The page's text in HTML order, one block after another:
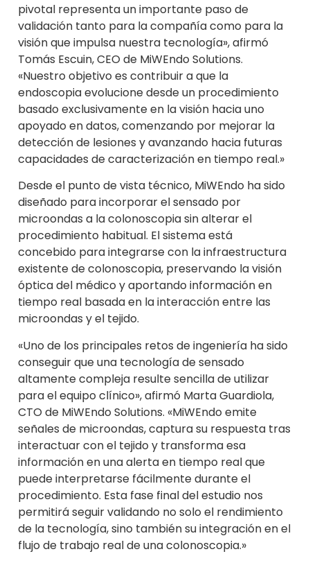
pivotal representa un importante paso de
validación tanto para la compañía como para la
visión que impulsa nuestra tecnología», afirmó
Tomás Escuin, CEO de MiWEndo Solutions.
«Nuestro objetivo es contribuir a que la
endoscopia evolucione desde un procedimiento
basado exclusivamente en la visión hacia uno
apoyado en datos, comenzando por mejorar la
detección de lesiones y avanzando hacia futuras
capacidades de caracterización en tiempo real.»
Desde el punto de vista técnico, MiWEndo ha sido
diseñado para incorporar el sensado por
microondas a la colonoscopia sin alterar el
procedimiento habitual. El sistema está
concebido para integrarse con la infraestructura
existente de colonoscopia, preservando la visión
óptica del médico y aportando información en
tiempo real basada en la interacción entre las
microondas y el tejido.
«Uno de los principales retos de ingeniería ha sido
conseguir que una tecnología de sensado
altamente compleja resulte sencilla de utilizar
para el equipo clínico», afirmó Marta Guardiola,
CTO de MiWEndo Solutions. «MiWEndo emite
señales de microondas, captura su respuesta tras
interactuar con el tejido y transforma esa
información en una alerta en tiempo real que
puede interpretarse fácilmente durante el
procedimiento. Esta fase final del estudio nos
permitirá seguir validando no solo el rendimiento
de la tecnología, sino también su integración en el
flujo de trabajo real de una colonoscopia.»